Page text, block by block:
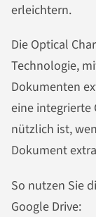
erleichtern.
Die Optical
Technologie,
Dokumenten
eine integrierte
nützlich ist,
Dokument
So nutzen Sie
Google Drive: